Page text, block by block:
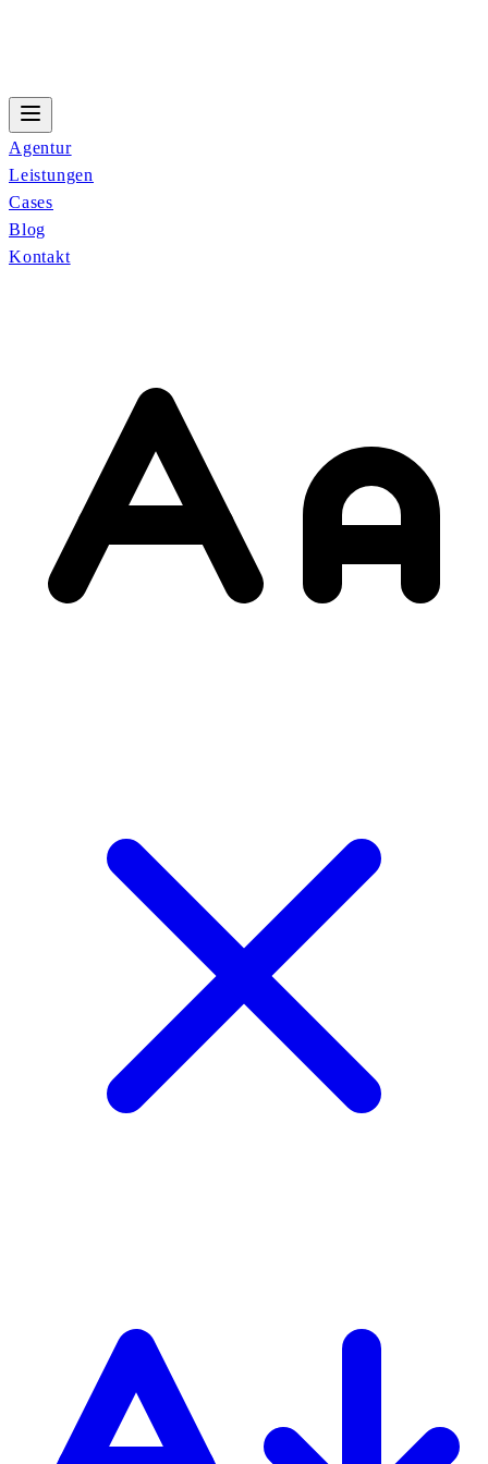
Agentur
Leistungen
Cases
Blog
Kontakt